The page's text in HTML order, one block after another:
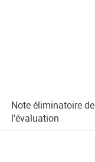
Note éliminatoire de
l'évaluation